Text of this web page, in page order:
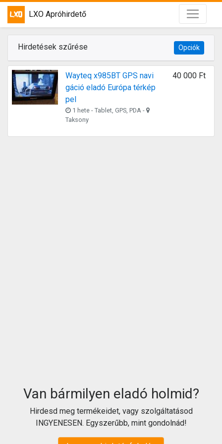
LXO Apróhirdető
Hirdetések szűrése Opciók
Wayteq x985BT GPS navi
gáció eladó Európa térkép
pel
1 hete - Tablet, GPS, PDA -
Taksony
40 000 Ft
Van bármilyen eladó holmid?
Hirdesd meg termékeidet, vagy szolgáltatásod
INGYENESEN. Egyszerűbb, mint gondolnád!